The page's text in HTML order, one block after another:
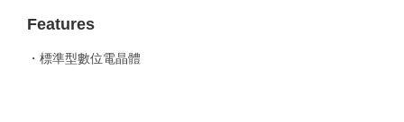
Features
・標準型數位電晶體